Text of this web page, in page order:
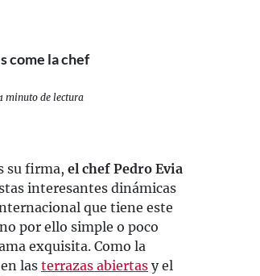
come la chef
1 minuto de lectura
su firma, el chef Pedro Evia
interesantes dinámicas
que tiene este
por ello simple o poco
exquisita. Como la
lasterrazas abiertas y el